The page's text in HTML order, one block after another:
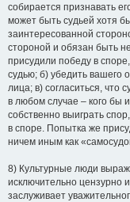
собирается признавать
может быть судьей хотя
заинтересованной
стороной и обязан быть
присудили победу в
судью; б) убедить вашего
лица; в) согласиться, что
в любом случае – кого бы
собственно выиграть
в споре. Попытка же
ничем иным как
8) Культурные люди
исключительно цензурно
заслуживает